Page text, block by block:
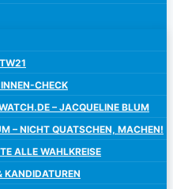
CHECK
– JACQUELINE BLUM
– NICHT QUATSCHEN, MACHEN!
ALLE WAHLKREISE
KANDIDATUREN